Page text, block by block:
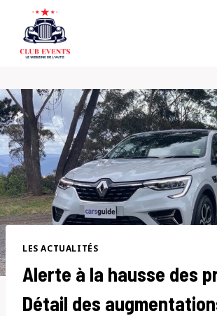
content
LES ACTUALITÉS
Alerte à la hausse des
Détail des